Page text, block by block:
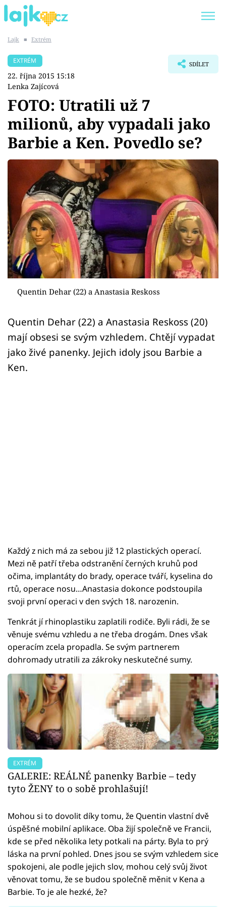
SHOPAHOLICADEL
Témata
Showbyznys
Youtubeři
Virály
Sex a vztahy
Videa
Sledujte prima+
Sledujte nás
Lajk ■ Extrém
EXTRÉM
22. října 2015 15:18
Lenka Zajícová
SDÍLET
FOTO: Utratili už 7
milionů, aby vypadali jako
Barbie a Ken. Povedlo se?
Quentin Dehar (22) a Anastasia Reskoss
Quentin Dehar (22) a Anastasia Reskoss (20)
mají obsesi se svým vzhledem. Chtějí vypadat
jako živé panenky. Jejich idoly jsou Barbie a
Ken.
Každý z nich má za sebou již 12 plastických operací.
Mezi ně patří třeba odstranění černých kruhů pod
očima, implantáty do brady, operace tváří, kyselina do
rtů, operace nosu…Anastasia dokonce podstoupila
svoji první operaci v den svých 18. narozenin.
Tenkrát jí rhinoplastiku zaplatili rodiče. Byli rádi, že se
věnuje svému vzhledu a ne třeba drogám. Dnes však
operacím zcela propadla. Se svým partnerem
dohromady utratili za zákroky neskutečné sumy.
EXTRÉM
GALERIE: REÁLNÉ panenky Barbie – tedy
tyto ŽENY to o sobě prohlašují!
Mohou si to dovolit díky tomu, že Quentin vlastní dvě
úspěšné mobilní aplikace. Oba žijí společně ve Francii,
kde se před několika lety potkali na párty. Byla to prý
láska na první pohled. Dnes jsou se svým vzhledem sice
spokojeni, ale podle jejich slov, mohou celý svůj život
věnovat tomu, že se budou společně měnit v Kena a
Barbie. To je ale hezké, že?